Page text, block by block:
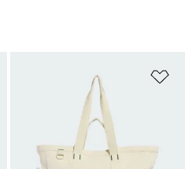
Dodaj do listy życzeń